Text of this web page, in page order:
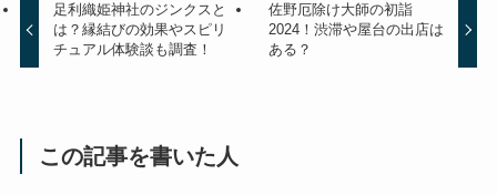
足利織姫神社のジンクスと
は？縁結びの効果やスピリ
チュアル体験談も調査！
佐野厄除け大師の初詣
2024！渋滞や屋台の出店は
ある？
この記事を書いた人